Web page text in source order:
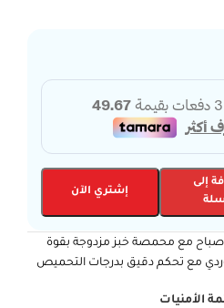
إلى
إشتري الآن
مع محمصة خبز مزدوجة بقوة
الوردي مع تحكم دقيق بدرجات التحميص
الأمنيات